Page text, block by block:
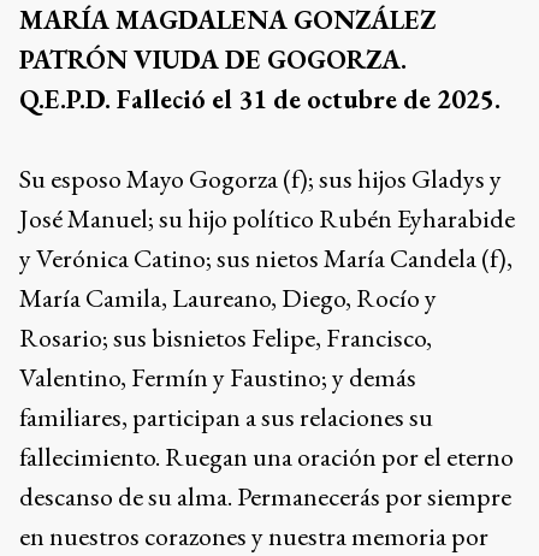
MARÍA MAGDALENA GONZÁLEZ
PATRÓN VIUDA DE GOGORZA.
Q.E.P.D. Falleció el 31 de octubre de 2025.
Su esposo Mayo Gogorza (f); sus hijos Gladys y
José Manuel; su hijo político Rubén Eyharabide
y Verónica Catino; sus nietos María Candela (f),
María Camila, Laureano, Diego, Rocío y
Rosario; sus bisnietos Felipe, Francisco,
Valentino, Fermín y Faustino; y demás
familiares, participan a sus relaciones su
fallecimiento. Ruegan una oración por el eterno
descanso de su alma. Permanecerás por siempre
en nuestros corazones y nuestra memoria por